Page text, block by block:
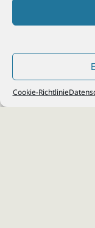
Cookie-Richtlinie
© 2026Steuerberater